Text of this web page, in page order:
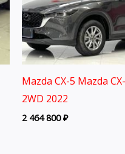
Mazda CX-5 Mazda
2WD 2022
2 464 800₽